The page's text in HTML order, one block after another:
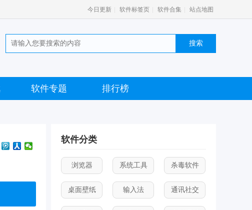
今日更新 软件标签页 软件合集 站点地图
软件专题 排行榜
软件分类
浏览器 系统工具 杀毒软件
桌面壁纸 输入法 通讯社交